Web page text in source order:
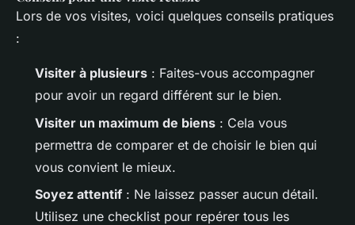
Lors de vos visites, voici quelques conseils pratiques
:
Visiter à plusieurs : Faites-vous accompagner
pour avoir un regard différent sur le bien.
Visiter un maximum de biens : Cela vous
permettra de comparer et de choisir le bien qui
vous convient le mieux.
Soyez attentif : Ne laissez passer aucun détail.
Utilisez une checklist pour repérer tous les